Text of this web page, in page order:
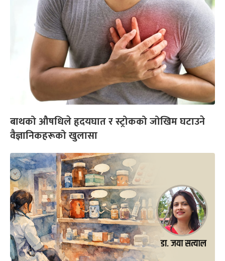
बाथको औषधिले हृदयघात र स्ट्रोकको जोखिम घटाउने
वैज्ञानिकहरूको खुलासा